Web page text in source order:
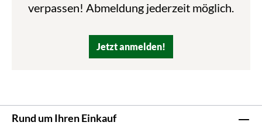
verpassen! Abmeldung jederzeit möglich.
Jetzt anmelden!
Rund um Ihren Einkauf